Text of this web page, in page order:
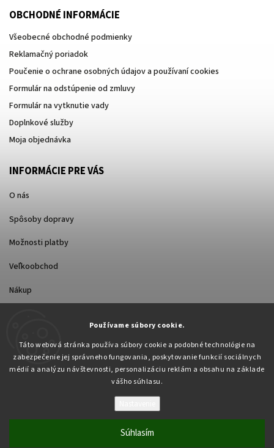
Používame súbory cookie.
Táto webová stránka používa súbory cookie a podobné technológie na
zabezpečenie jej správneho fungovania, poskytovanie funkcií sociálnych
médií a analýzu návštevnosti, personalizáciu reklám a obsahu na základe
vášho súhlasu.
Súhlasím
OBCHODNÉ INFORMÁCIE
Všeobecné obchodné podmienky
Reklamačný poriadok
Poučenie o ochrane osobných údajov a používaní cookies
Formulár na odstúpenie od zmluvy
Formulár na vytknutie vady
Doplnkové služby
Moja objednávka
INFORMÁCIE PRE VÁS
O nás
Spôsoby dopravy
Možnosti platby
Veľkoobchod
Nákup
Copyright 2026Pabex.sk. Všetky práva vyhradené.
Upraviť nastavenie cookies